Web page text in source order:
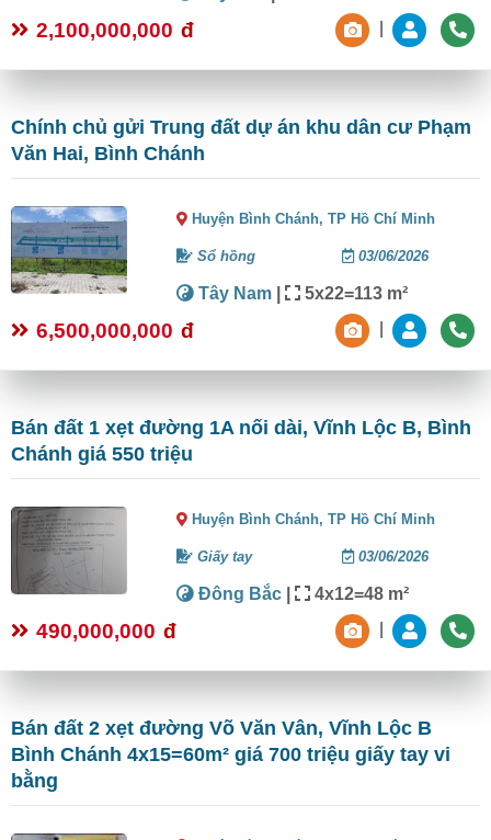
2,100,000,000 đ
Chính chủ gửi Trung đất dự án khu dân cư Phạm
Văn Hai, Bình Chánh
Huyện Bình Chánh,TP Hồ Chí Minh
Sổ hồng 03/06/2026
Tây Nam | 5x22=113 m²
6,500,000,000 đ
Bán đất 1 xẹt đường 1A nối dài, Vĩnh Lộc B, Bình
Chánh giá 550 triệu
Huyện Bình Chánh,TP Hồ Chí Minh
Giấy tay 03/06/2026
Đông Bắc | 4x12=48 m²
490,000,000 đ
Bán đất 2 xẹt đường Võ Văn Vân, Vĩnh Lộc B
Bình Chánh 4x15=60m² giá 700 triệu giấy tay vi
bằng